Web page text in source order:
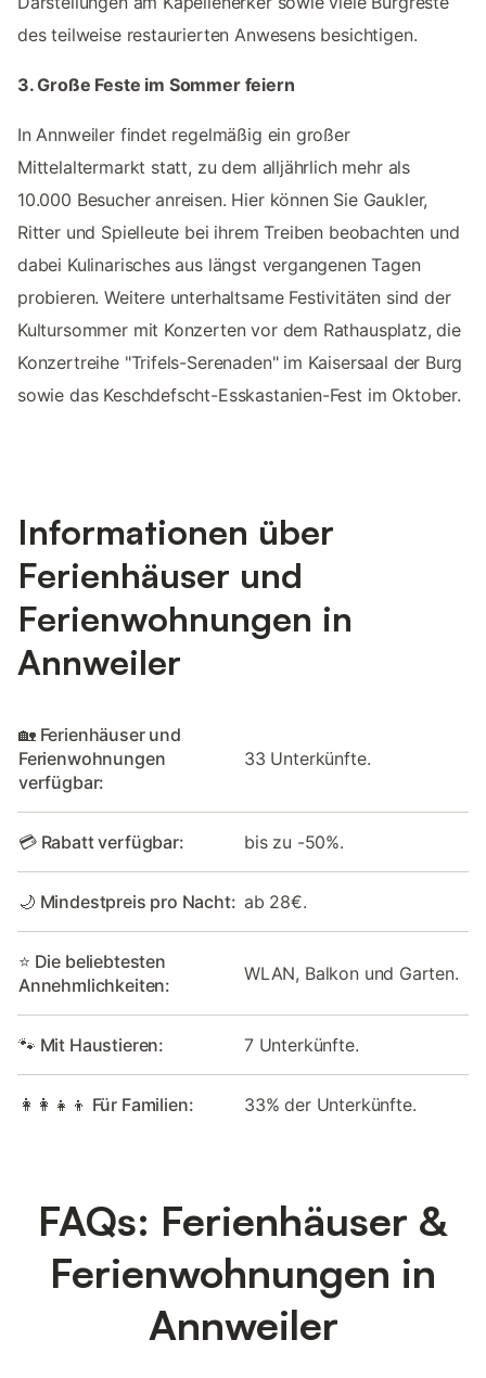
des teilweise restaurierten Anwesens besichtigen.
3. Große Feste im Sommer feiern
In Annweiler findet regelmäßig ein großer
Mittelaltermarkt statt, zu dem alljährlich mehr als
10.000 Besucher anreisen. Hier können Sie Gaukler,
Ritter und Spielleute bei ihrem Treiben beobachten und
dabei Kulinarisches aus längst vergangenen Tagen
probieren. Weitere unterhaltsame Festivitäten sind der
Kultursommer mit Konzerten vor dem Rathausplatz, die
Konzertreihe "Trifels-Serenaden" im Kaisersaal der Burg
sowie das Keschdefscht-Esskastanien-Fest im Oktober.
Informationen über
Ferienhäuser und
Ferienwohnungen in
Annweiler
🏡 Ferienhäuser und
Ferienwohnungen
verfügbar:
33 Unterkünfte.
💳 Rabatt verfügbar: bis zu -50%.
🌙 Mindestpreis pro Nacht: ab 28€.
⭐ Die beliebtesten
Annehmlichkeiten:
WLAN, Balkon und Garten.
🐾 Mit Haustieren: 7 Unterkünfte.
👩‍👩‍👧‍👦 Für Familien: 33% der Unterkünfte.
FAQs: Ferienhäuser &
Ferienwohnungen in
Annweiler